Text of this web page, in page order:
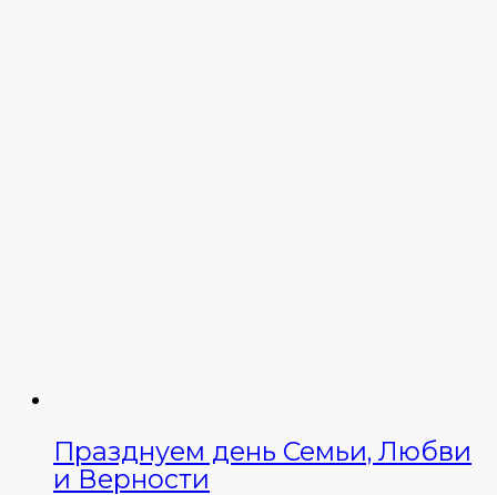
Празднуем день Семьи, Любви
и Верности